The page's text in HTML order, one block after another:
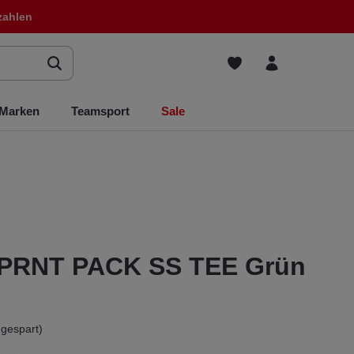
Marken Teamsport Sale
PACK SS TEE Grün